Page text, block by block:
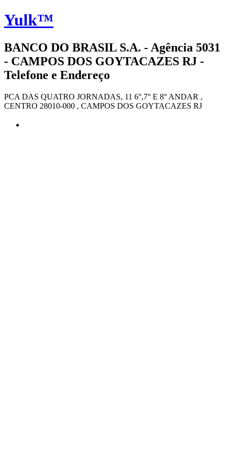
Yulk™
BANCO DO BRASIL S.A. - Agência 5031
- CAMPOS DOS GOYTACAZES RJ -
Telefone e Endereço
PCA DAS QUATRO JORNADAS, 11 6°,7° E 8° ANDAR ,
CENTRO 28010-000 , CAMPOS DOS GOYTACAZES RJ